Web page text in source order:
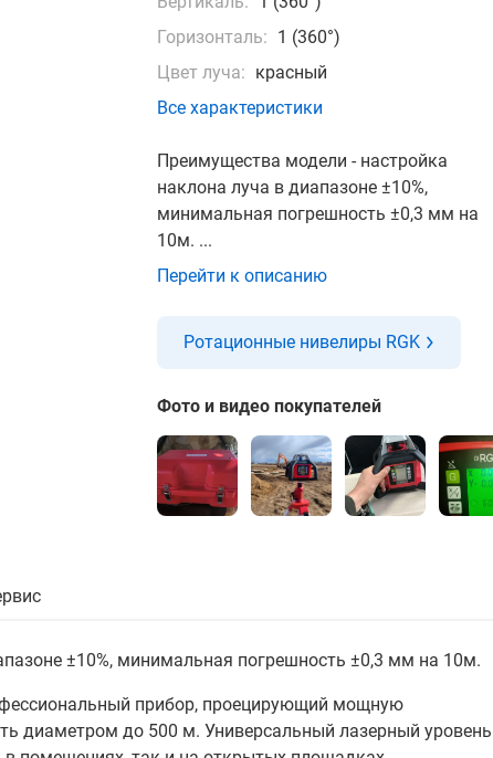
Горизонталь: 1 (360°)
Цвет луча: красный
Все характеристики
Преимущества модели - настройка
наклона луча в диапазоне ±10%,
минимальная погрешность ±0,3 мм на
10м. ...
Перейти к описанию
Ротационные нивелиры RGK
Фото и видео покупателей
±10%, минимальная погрешность ±0,3 мм на 10м.
прибор, проецирующий мощную
диаметром до 500 м. Универсальный лазерный уровень